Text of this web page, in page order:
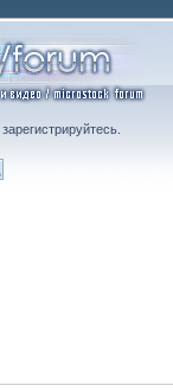
зарегистрируйтесь.